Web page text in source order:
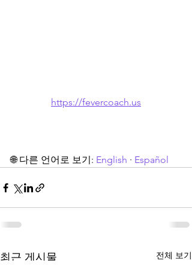
https://fevercoach.us
🌐 다른 언어로 보기: English · Español
최근 게시물 전체 보기